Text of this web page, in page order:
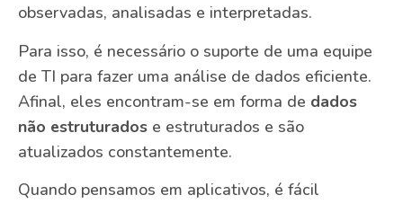
observadas, analisadas e interpretadas.
Para isso, é necessário o suporte de uma equipe
de TI para fazer uma análise de dados eficiente.
Afinal, eles encontram-se em forma de dados
não estruturados e estruturados e são
atualizados constantemente.
Quando pensamos em aplicativos, é fácil